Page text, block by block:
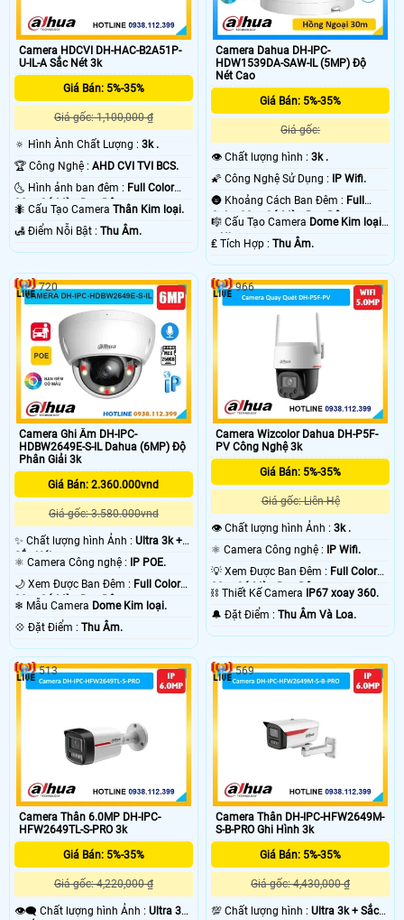
Camera HDCVI DH-HAC-B2A51P-
U-IL-A Sắc Nét 3k
Giá Bán: 5%-35%
Giá gốc: 1,100,000 ₫
🔅 Hình Ành Chất Lượng : 3k .
🏆 Công Nghệ : AHD CVI TVI BCS.
🌜 Hình ảnh ban đêm : Full Color
20m Có Màu Ban Ðêm.
🐜 Cấu Tạo Camera Thân Kim loại.
️🛃 Điểm Nỗi Bật : Thu Âm.
Camera Dahua DH-IPC-
HDW1539DA-SAW-IL (5MP) Độ
Nét Cao
Giá Bán: 5%-35%
Giá gốc:
👁 Chất lượng hình :3k .
🌠 Công Nghệ Sử Dụng :
IP Wifi.
🌚 Khoảng Cách Ban Đêm : Full
Color 30m Có Màu Ban Ðêm.
🎼️ Cấu Tạo Camera Dome Kim loại
+ Nhựa.
️₤ Tích Hợp :Thu Âm.
Camera Ghi Âm DH-IPC-
HDBW2649E-S-IL Dahua (6MP) Độ
Phân Giải 3k
Giá Bán: 2.360.000vnd
Giá gốc: 3.580.000vnd
✨ Chất lượng hình Ảnh : Ultra 3k +
Sắc Nét .
⚛️ Camera Công nghệ : IP POE.
🌙 Xem Được Ban Đêm : Full Color
30m Có Màu Ban Ðêm.
❄ Mẫu Camera Dome Kim loại.
️💠 Đặt Điểm : Thu Âm.
720
Camera Wizcolor Dahua DH-P5F-
PV Công Nghệ 3k
Giá Bán: 5%-35%
Giá gốc: Liên Hệ
👁 Chất lượng hình Ảnh :3k .
⚛️ Camera Công nghệ : IP Wifi.
💡 Xem Được Ban Đêm : Full Color
30m Có Màu Ban Ðêm.
⛓ Thiết Kế Camera IP67 xoay 360.
️🔔 Đặt Điểm :Thu Âm Và Loa.
966
Camera Thân 6.0MP DH-IPC-
HFW2649TL-S-PRO 3k
Giá Bán: 5%-35%
Giá gốc: 4,220,000 ₫
👁️‍🗨 Chất lượng hình Ảnh : Ultra 3k
513
Camera Thân DH-IPC-HFW2649M-
S-B-PRO Ghi Hình 3k
Giá Bán: 5%-35%
Giá gốc: 4,430,000 ₫
💯 Chất lượng hình :Ultra 3k + Sắc
569